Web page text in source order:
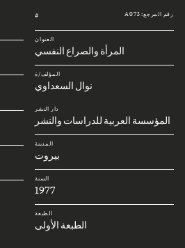
رقم المرجع: A073 #
العنوان
المرأة والصراع النفسي
المؤلف/ة
نوال السعداوي
دار النشر
المؤسسة العربية للدراسات والنشر
المدينة
بيروت
السنة
1977
الطبعة
الطبعة الأولى